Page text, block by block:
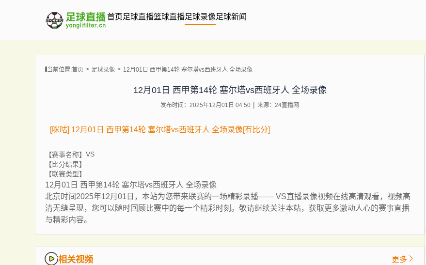
首页足球直播篮球直播足球录像足球新闻
当前位置:首页 足球录像 12月01日 西甲第14轮 塞尔塔vs西班牙人 全场录像
12月01日 西甲第14轮 塞尔塔vs西班牙人 全场录像
发布时间：2025年12月01日 04:50 来源：24直播网
[咪咕] 12月01日 西甲第14轮 塞尔塔vs西班牙人 全场录像[有比分]
【赛事名称】 VS
【比分结果】 :
【联赛类型】
12月01日 西甲第14轮 塞尔塔vs西班牙人 全场录像
北京时间2025年12月01日，本站为您带来联赛的一场精彩录播—— VS直播录像视频在线高清观看，视频高
清无缝呈现，您可以随时回顾比赛中的每一个精彩时刻。敬请继续关注本站，获取更多激动人心的赛事直播
与精彩内容。
相关视频 更多